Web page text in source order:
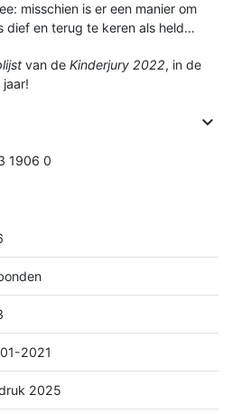
misschien is er een manier om
dief en terug te keren als held…
van de Kinderjury 2022, in de

1906 0
2021
2025